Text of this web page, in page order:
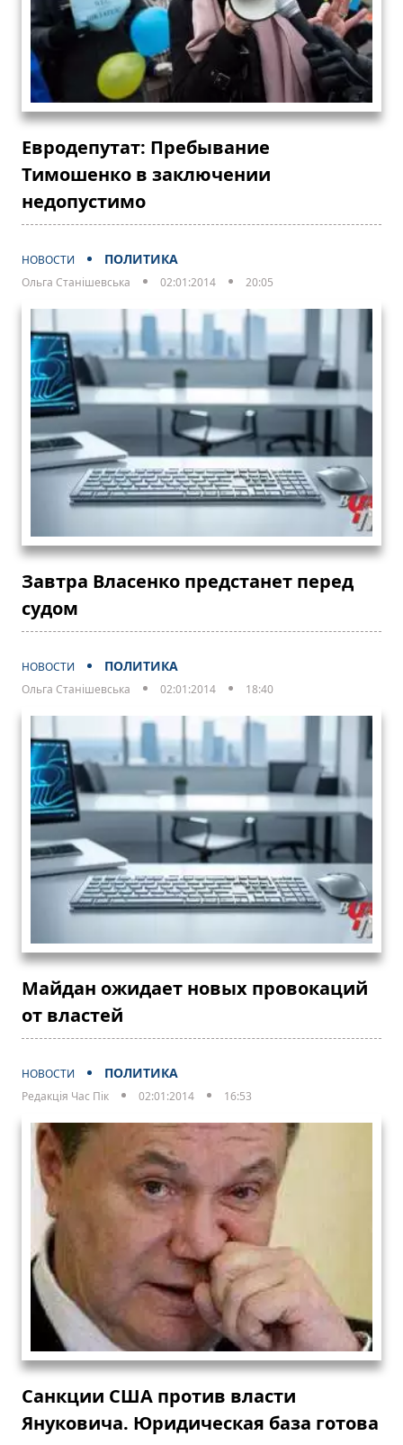
Евродепутат: Пребывание
Тимошенко в заключении
недопустимо
НОВОСТИ ПОЛИТИКА
Ольга Станішевська 02:01:2014 20:05
Завтра Власенко предстанет перед
судом
НОВОСТИ ПОЛИТИКА
Ольга Станішевська 02:01:2014 18:40
Майдан ожидает новых провокаций
от властей
НОВОСТИ ПОЛИТИКА
Редакція Час Пік 02:01:2014 16:53
Санкции США против власти
Януковича. Юридическая база готова